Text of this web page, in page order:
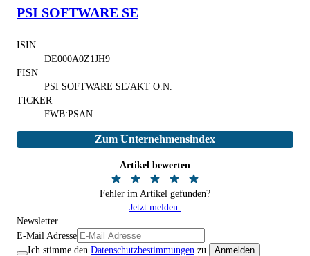
PSI SOFTWARE SE
ISIN
DE000A0Z1JH9
FISN
PSI SOFTWARE SE/AKT O.N.
TICKER
FWB:PSAN
Zum Unternehmensindex
Artikel bewerten
Fehler im Artikel gefunden?
Jetzt melden.
Newsletter
E-Mail Adresse
Ich stimme den Datenschutzbestimmungen zu. Anmelden